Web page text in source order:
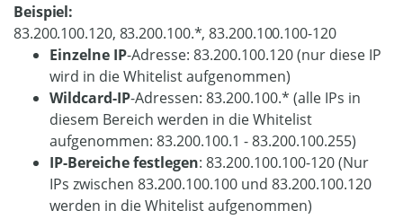
Beispiel:
83.200.100.120, 83.200.100.*, 83.200.100.100-120
Einzelne IP-Adresse: 83.200.100.120 (nur diese IP
wird in die Whitelist aufgenommen)
Wildcard-IP-Adressen: 83.200.100.* (alle IPs in
diesem Bereich werden in die Whitelist
aufgenommen: 83.200.100.1 - 83.200.100.255)
IP-Bereiche festlegen: 83.200.100.100-120 (Nur
IPs zwischen 83.200.100.100 und 83.200.100.120
werden in die Whitelist aufgenommen)